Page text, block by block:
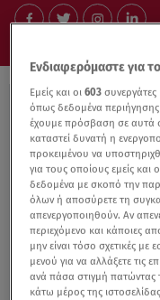
Ενδιαφερόμαστε για
Εμείς και οι603
όπως δεδομένα περιήγησης
έχουμε πρόσβαση σε αυτά
καταστεί δυνατή η
προκειμένου να
για τους οποίους εμείς και
δεδομένα με σκοπό την
όλων ή αποσύρετε τη
απενεργοποιηθούν. Αν
περιεχόμενο και κάποιες
μην είναι τόσο σχετικές με
μενού για να αλλάξετε τις
ανά πάσα στιγμή πατώντας
κάτω μέρος της